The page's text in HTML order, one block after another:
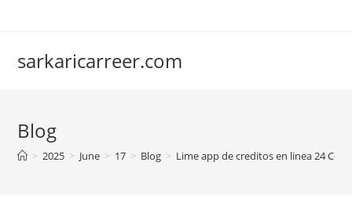
sarkaricarreer.com
Blog
> 2025 > June > 17 > Blog > Lime app de creditos en linea 24